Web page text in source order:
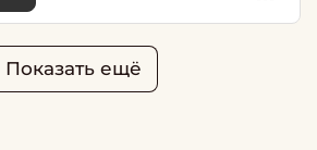
Показать ещё